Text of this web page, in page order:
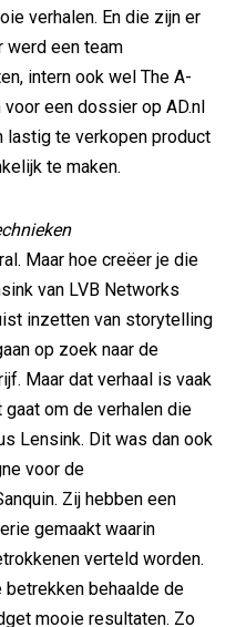
verhalen. En die zijn er
werd een team
intern ook wel The A-
een dossier op AD.nl
lastig te verkopen product
te maken.
Maar hoe creëer je die
van LVB Networks
inzetten van storytelling
op zoek naar de
Maar dat verhaal is vaak
om de verhalen die
Lensink. Dit was dan ook
voor de
Zij hebben een
gemaakt waarin
verteld worden.
behaalde de
mooie resultaten. Zo